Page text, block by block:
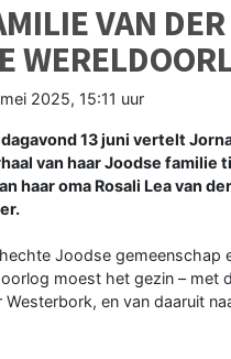
VAN
2025, 15:11 uur
13 juni vertelt
van haar Joodse
haar oma Rosali Lea van
Joodse
moest het gezin – met
en van daaruit